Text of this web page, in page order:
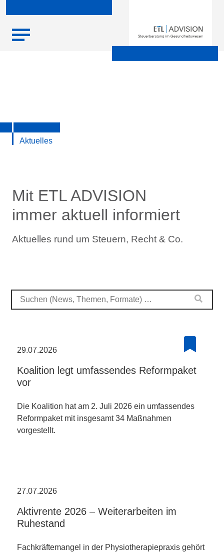
Skip
content
Finanzen
Aktuelles
Mit ETL ADVISION
immer aktuell informiert
Aktuelles rund um Steuern, Recht & Co.
29.07.2026
Koalition legt umfassendes Reformpaket
vor
Die Koalition hat am 2. Juli 2026 ein umfassendes
Reformpaket mit insgesamt 34 Maßnahmen
vorgestellt.
27.07.2026
Aktivrente 2026 – Weiterarbeiten im
Ruhestand
Fachkräftemangel in der Physiotherapiepraxis gehört